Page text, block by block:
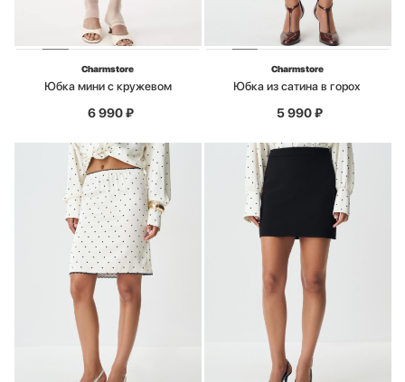
Charmstore
Юбка мини с кружевом
6 990₽
Charmstore
Юбка из сатина в горох
5 990₽